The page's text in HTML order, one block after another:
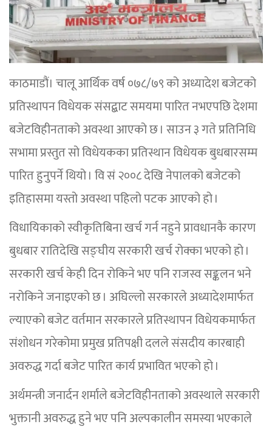
काठमाडौं। चालू आर्थिक वर्ष ०७८/७९ को अध्यादेश बजेटको
प्रतिस्थापन विधेयक संसद्बाट समयमा पारित नभएपछि देशमा
बजेटविहीनताको अवस्था आएको छ । साउन ३ गते प्रतिनिधि
सभामा प्रस्तुत सो विधेयकका प्रतिस्थान विधेयक बुधबारसम्म
पारित हुनुपर्ने थियो । वि सं २००८ देखि नेपालको बजेटको
इतिहासमा यस्तो अवस्था पहिलो पटक आएको हो ।
विधायिकाको स्वीकृतिबिना खर्च गर्न नहुने प्रावधानकै कारण
बुधबार रातिदेखि सङ्घीय सरकारी खर्च रोक्का भएको हो ।
सरकारी खर्च केही दिन रोकिने भए पनि राजस्व सङ्कलन भने
नरोकिने जनाइएको छ । अघिल्लो सरकारले अध्यादेशमार्फत
ल्याएको बजेट वर्तमान सरकारले प्रतिस्थापन विधेयकमार्फत
संशोधन गरेकोमा प्रमुख प्रतिपक्षी दलले संसदीय कारबाही
अवरुद्ध गर्दा बजेट पारित कार्य प्रभावित भएको हो ।
अर्थमन्त्री जनार्दन शर्माले बजेटविहीनताको अवस्थाले सरकारी
भुक्तानी अवरुद्ध हुने भए पनि अल्पकालीन समस्या भएकाले